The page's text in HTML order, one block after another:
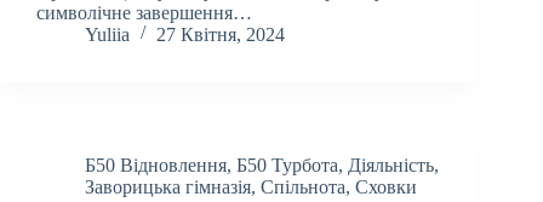
символічне завершення…
Yuliia
27 Квітня, 2024
Б50 Відновлення, Б50 Турбота, Діяльність,
Заворицька гімназія, Спільнота, Сховки